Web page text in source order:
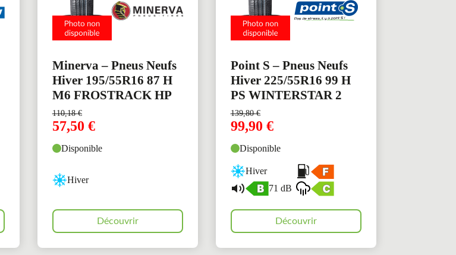
Minerva – Pneus Neufs
Hiver 195/55R16 87 H
M6 FROSTRACK HP
110,18€
57,50 €
Disponible
Hiver
Découvrir
Point S – Pneus Neufs
Hiver 225/55R16 99 H
PS WINTERSTAR 2
139,80€
99,90 €
Disponible
Hiver
71 dB
Découvrir